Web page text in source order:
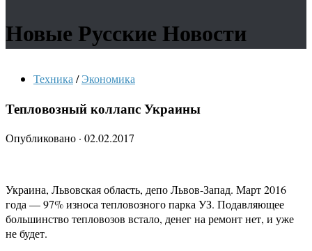
Новые Русские Новости
Техника / Экономика
Тепловозный коллапс Украины
Опубликовано · 02.02.2017
Украина, Львовская область, депо Львов-Запад. Март 2016
года — 97% износа тепловозного парка УЗ. Подавляющее
большинство тепловозов встало, денег на ремонт нет, и уже
не будет.